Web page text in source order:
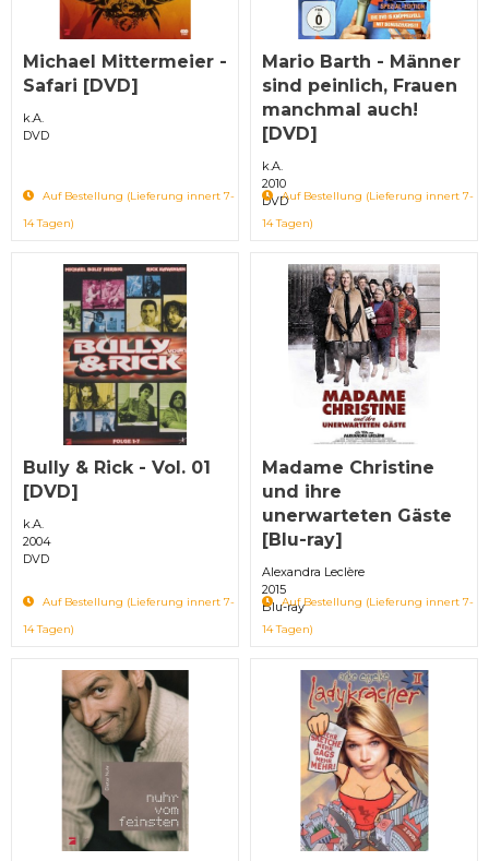
Michael Mittermeier -
Safari [DVD]
k.A.
DVD
Auf Bestellung (Lieferung innert 7-
14 Tagen)
Mario Barth - Männer
sind peinlich, Frauen
manchmal auch!
[DVD]
k.A.
2010
DVDAuf Bestellung (Lieferung innert 7-
14 Tagen)
Bully & Rick - Vol. 01
[DVD]
k.A.
2004
DVD
Auf Bestellung (Lieferung innert 7-
14 Tagen)
Madame Christine
und ihre
unerwarteten Gäste
[Blu-ray]
Alexandra Leclère
2015
Blu-ray
Auf Bestellung (Lieferung innert 7-
14 Tagen)